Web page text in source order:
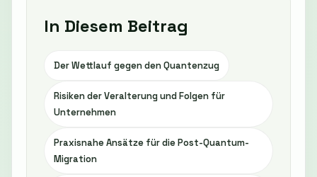
In Diesem Beitrag
Der Wettlauf gegen den Quantenzug
Risiken der Veralterung und Folgen für
Unternehmen
Praxisnahe Ansätze für die Post-Quantum-
Migration